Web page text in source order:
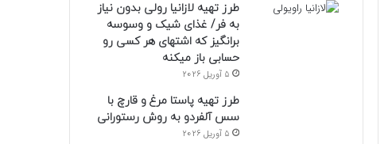
طرز تهیه لازانیا رولی بدون نیاز
به فر/ غذای شیک و وسوسه
برانگیز که اشتهای هر کسی رو
حسابی باز میکنه
5 آوریل 2026
طرز تهیه پاستا مرغ و قارچ با
سس آلفردو به روش رستورانی
5 آوریل 2026